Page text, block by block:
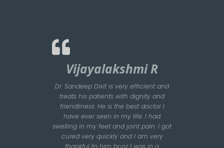
Vijayalakshmi R
Dr. Sandeep Dixit is very efficient and
treats his patients with dignity and
friendliness. He is the best doctor I
have ever seen in my life. I had
swelling in my feet and joint pain. I got
cured very quickly and I am very
thankful to him bcoz I was in a